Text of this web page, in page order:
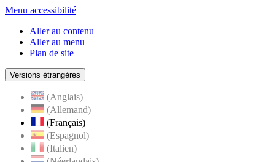
Menu accessibilité
Aller au contenu
Aller au menu
Plan de site
Versions étrangères
(Anglais)
(Allemand)
(Français)
(Espagnol)
(Italien)